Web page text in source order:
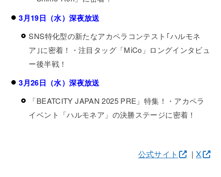
3月19日（水）深夜放送
SNS特化型の新たなアカペラコンテスト｢ハルモネ
ア｣に密着！・注目タッグ「MiCo」ロングインタビュ
ー後半戦！
3月26日（水）深夜放送
「BEATCITY JAPAN 2025 PRE」特集！・アカペラ
イベント「ハルモネア」の決勝ステージに密着！
公式サイト |X